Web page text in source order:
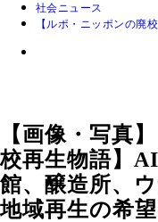
社会ニュース
【ルポ・ニッポンの
【画像・写真
校再生物語】
館、醸造所、
地域再生の希